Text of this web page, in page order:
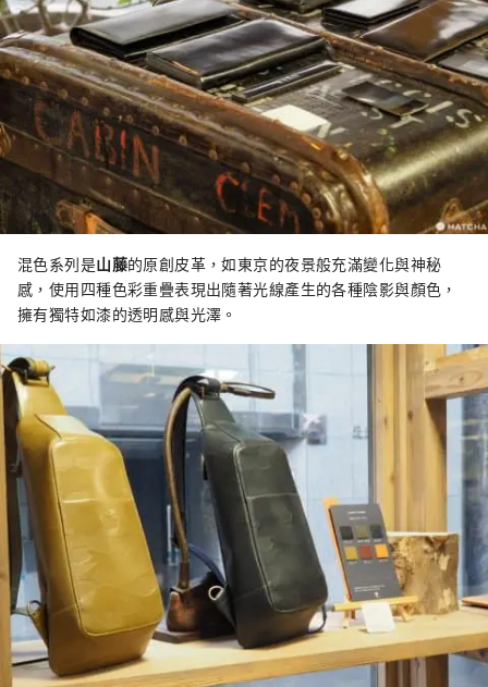
混色系列是山藤的原創皮革，如東京的夜景般充滿變化與神秘
感，使用四種色彩重疊表現出隨著光線產生的各種陰影與顏色，
擁有獨特如漆的透明感與光澤。